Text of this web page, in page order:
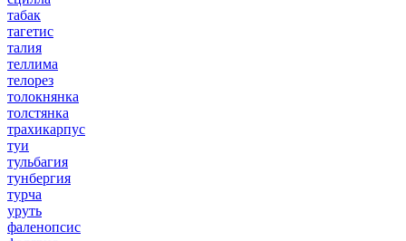
табак
тагетис
талия
теллима
телорез
толокнянка
толстянка
трахикарпус
туи
тульбагия
тунбергия
турча
уруть
фаленопсис